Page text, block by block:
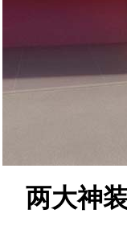
两大神